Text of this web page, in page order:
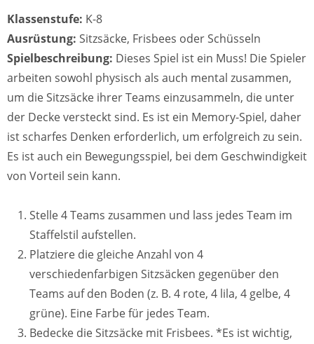
Klassenstufe: K-8
Ausrüstung: Sitzsäcke, Frisbees oder Schüsseln
Spielbeschreibung: Dieses Spiel ist ein Muss! Die Spieler
arbeiten sowohl physisch als auch mental zusammen,
um die Sitzsäcke ihrer Teams einzusammeln, die unter
der Decke versteckt sind. Es ist ein Memory-Spiel, daher
ist scharfes Denken erforderlich, um erfolgreich zu sein.
Es ist auch ein Bewegungsspiel, bei dem Geschwindigkeit
von Vorteil sein kann.
Stelle 4 Teams zusammen und lass jedes Team im
Staffelstil aufstellen.
Platziere die gleiche Anzahl von 4
verschiedenfarbigen Sitzsäcken gegenüber den
Teams auf den Boden (z. B. 4 rote, 4 lila, 4 gelbe, 4
grüne). Eine Farbe für jedes Team.
Bedecke die Sitzsäcke mit Frisbees. *Es ist wichtig,